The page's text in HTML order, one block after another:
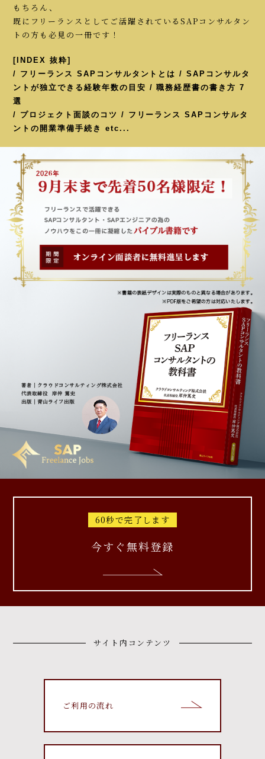
もちろん、
既にフリーランスとしてご活躍されているSAPコンサルタン
トの方も必見の一冊です！
[INDEX 抜粋]
/ フリーランス SAPコンサルタントとは / SAPコンサルタ
ントが独立できる経験年数の目安 / 職務経歴書の書き方 7
選
/ プロジェクト面談のコツ / フリーランス SAPコンサルタ
ントの開業準備手続き etc...
60秒で完了します
今すぐ無料登録
サイト内コンテンツ
ご利用の流れ